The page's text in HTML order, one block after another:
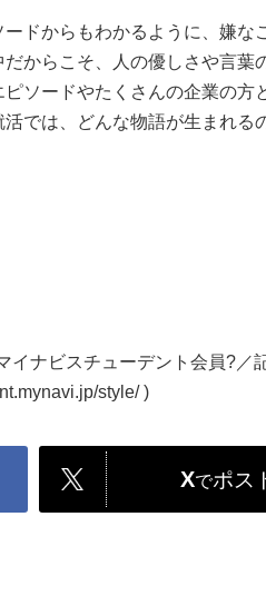
ドからもわかるように、嫌な
からこそ、人の優しさや言葉
ソードやたくさんの企業の方
では、どんな物語が生まれる
ナビスチューデント会員?／
style/ )
Xでポス